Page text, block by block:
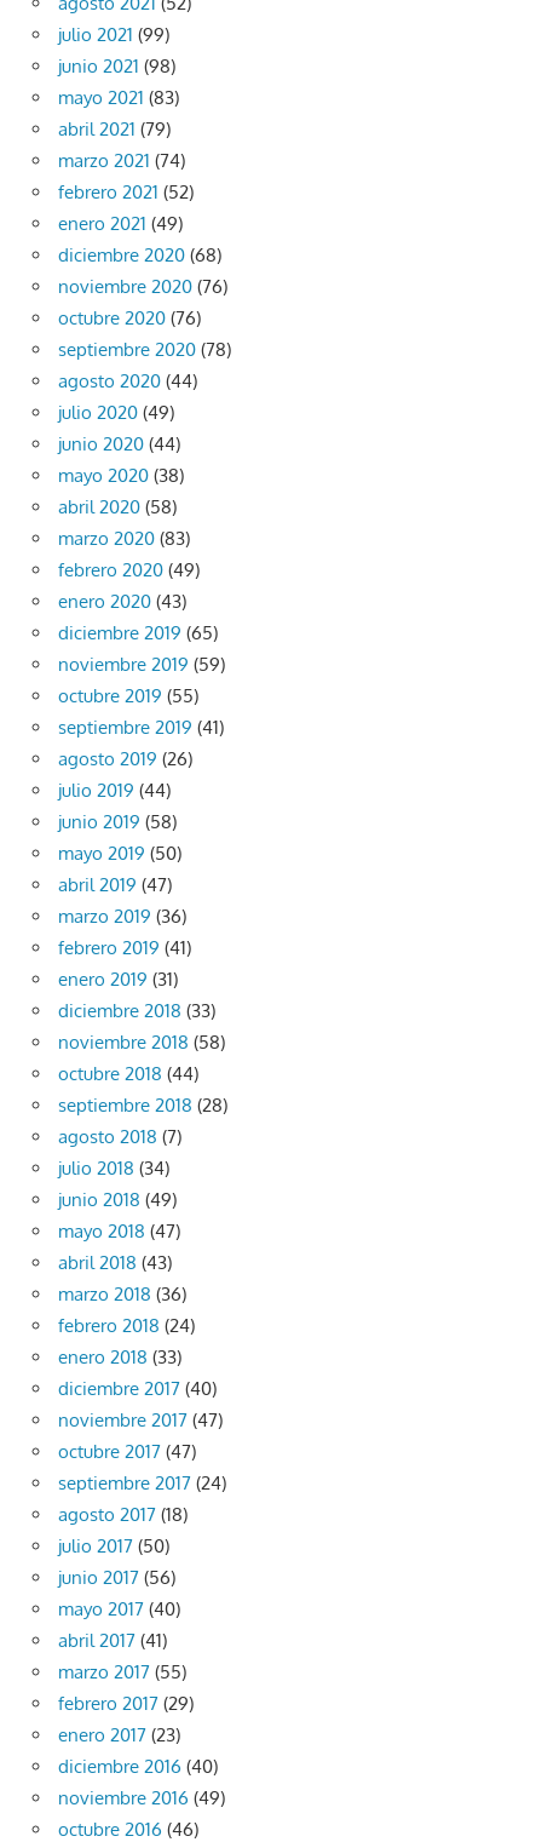
julio 2021 (99)
junio 2021 (98)
mayo 2021 (83)
abril 2021 (79)
marzo 2021 (74)
febrero 2021 (52)
enero 2021 (49)
diciembre 2020 (68)
noviembre 2020 (76)
octubre 2020 (76)
septiembre 2020 (78)
agosto 2020 (44)
julio 2020 (49)
junio 2020 (44)
mayo 2020 (38)
abril 2020 (58)
marzo 2020 (83)
febrero 2020 (49)
enero 2020 (43)
diciembre 2019 (65)
noviembre 2019 (59)
octubre 2019 (55)
septiembre 2019 (41)
agosto 2019 (26)
julio 2019 (44)
junio 2019 (58)
mayo 2019 (50)
abril 2019 (47)
marzo 2019 (36)
febrero 2019 (41)
enero 2019 (31)
diciembre 2018 (33)
noviembre 2018 (58)
octubre 2018 (44)
septiembre 2018 (28)
agosto 2018 (7)
julio 2018 (34)
junio 2018 (49)
mayo 2018 (47)
abril 2018 (43)
marzo 2018 (36)
febrero 2018 (24)
enero 2018 (33)
diciembre 2017 (40)
noviembre 2017 (47)
octubre 2017 (47)
septiembre 2017 (24)
agosto 2017 (18)
julio 2017 (50)
junio 2017 (56)
mayo 2017 (40)
abril 2017 (41)
marzo 2017 (55)
febrero 2017 (29)
enero 2017 (23)
diciembre 2016 (40)
noviembre 2016 (49)
octubre 2016 (46)